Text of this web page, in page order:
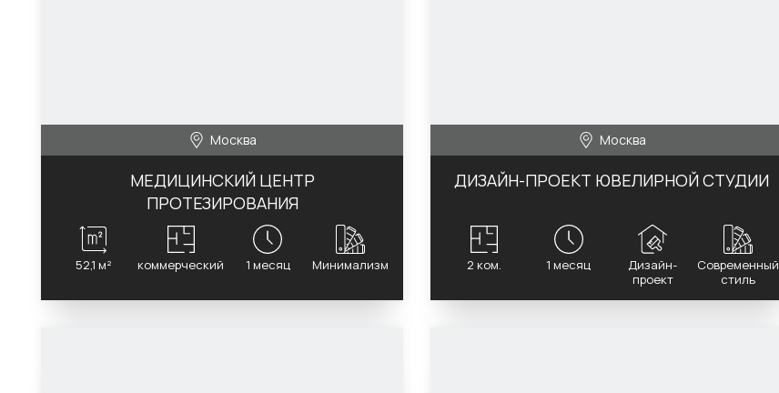
МЕДИЦИНСКИЙ ЦЕНТР
ПРОТЕЗИРОВАНИЯ
Москва
52,1 м² коммерческий 1 месяц Минимализм
ДИЗАЙН-ПРОЕКТ ЮВЕЛИРНОЙ СТУДИИ
Москва
2 ком. 1 месяц
Дизайн-
проект
Современный
стиль